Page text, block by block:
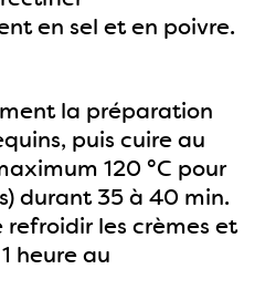
en sel et en poivre.
la préparation
puis cuire au
120 °C pour
durant 35 à 40 min.
refroidir les crèmes et
heure au